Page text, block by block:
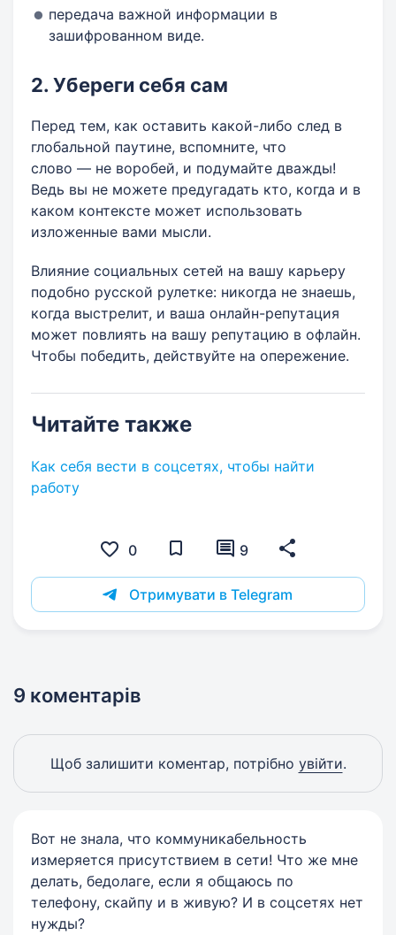
передача важной информации в
зашифрованном виде.
2. Убереги себя сам
Перед тем, как оставить какой-либо след в
глобальной паутине, вспомните, что
слово — не воробей, и подумайте дважды!
Ведь вы не можете предугадать кто, когда и в
каком контексте может использовать
изложенные вами мысли.
Влияние социальных сетей на вашу карьеру
подобно русской рулетке: никогда не знаешь,
когда выстрелит, и ваша онлайн-репутация
может повлиять на вашу репутацию в офлайн.
Чтобы победить, действуйте на опережение.
Читайте также
Как себя вести в соцсетях, чтобы найти
работу
0 9
Отримувати в Telegram
9 коментарів
Щоб залишити коментар, потрібно увійти.
Вот не знала, что коммуникабельность
измеряется присутствием в сети! Что же мне
делать, бедолаге, если я общаюсь по
телефону, скайпу и в живую? И в соцсетях нет
нужды?